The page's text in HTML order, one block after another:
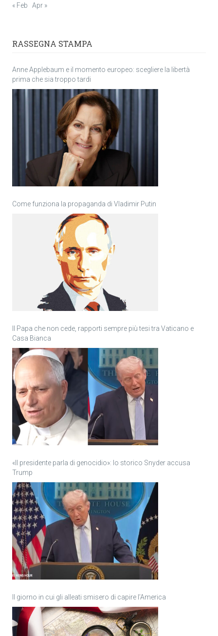
« Feb
Apr »
RASSEGNA STAMPA
Anne Applebaum e il momento europeo: scegliere la libertà
prima che sia troppo tardi
Come funziona la propaganda di Vladimir Putin
Il Papa che non cede, rapporti sempre più tesi tra Vaticano e
Casa Bianca
«Il presidente parla di genocidio»: lo storico Snyder accusa
Trump
Il giorno in cui gli alleati smisero di capire l’America